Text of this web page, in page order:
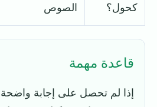
كحول؟
الصوص
قاعدة مهمة
إذا لم تحصل على إجابة